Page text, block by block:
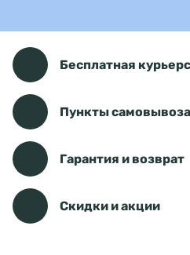
Бесплатная
Пункты самовывоза
Гарантия и возврат
Скидки и акции